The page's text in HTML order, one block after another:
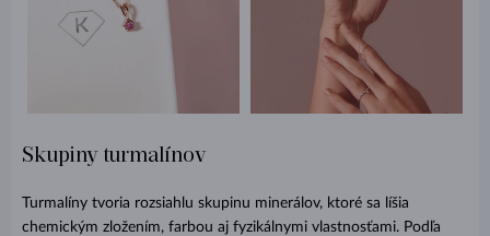
Skupiny turmalínov
Turmalíny tvoria rozsiahlu skupinu minerálov, ktoré sa líšia
chemickým zložením, farbou aj fyzikálnymi vlastnosťami. Podľa